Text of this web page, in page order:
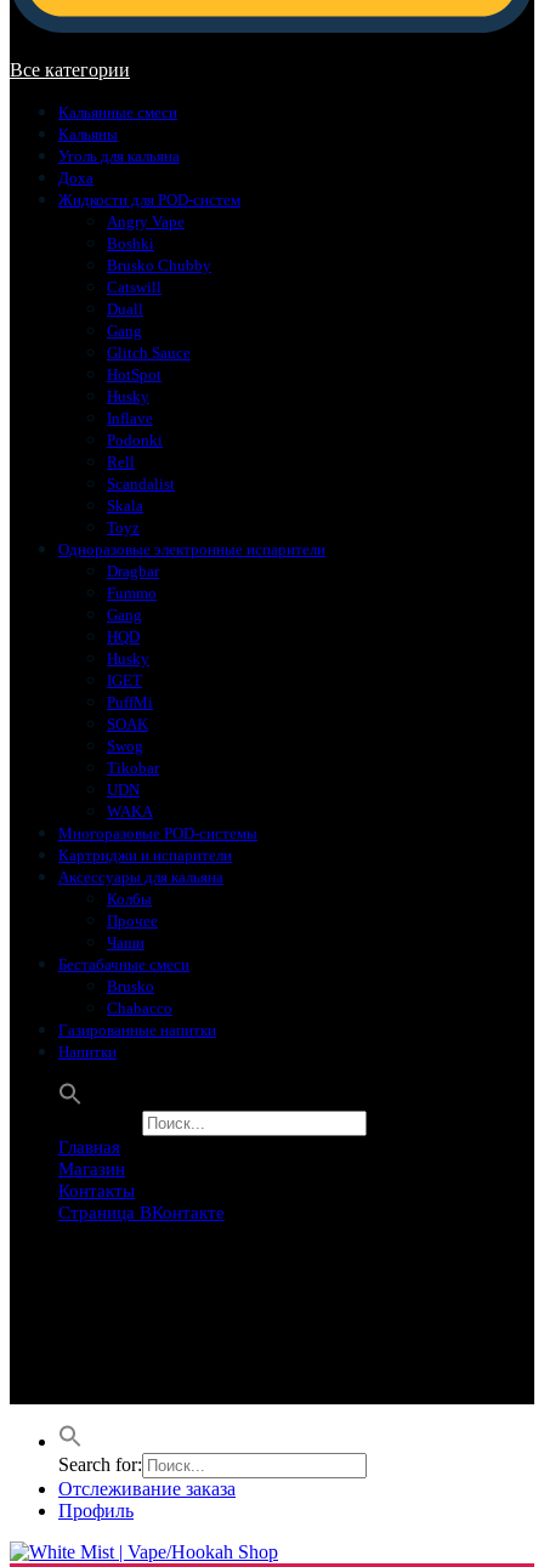
Все категории
Кальянные смеси
Кальяны
Уголь для кальяна
Доха
Жидкости для POD-систем
Angry Vape
Boshki
Brusko Chubby
Catswill
Duall
Gang
Glitch Sauce
HotSpot
Husky
Inflave
Podonki
Rell
Scandalist
Skala
Toyz
Одноразовые электронные испарители
Dragbar
Fummo
Gang
HQD
Husky
IGET
PuffMi
SOAK
Swog
Tikobar
UDN
WAKA
Многоразовые POD-системы
Картриджи и испарители
Аксессуары для кальяна
Колбы
Прочее
Чаши
Бестабачные смеси
Brusko
Chabacco
Газированные напитки
Напитки
Главная
Магазин
Контакты
Страница ВКонтакте
Search for:
Отслеживание заказа
Профиль